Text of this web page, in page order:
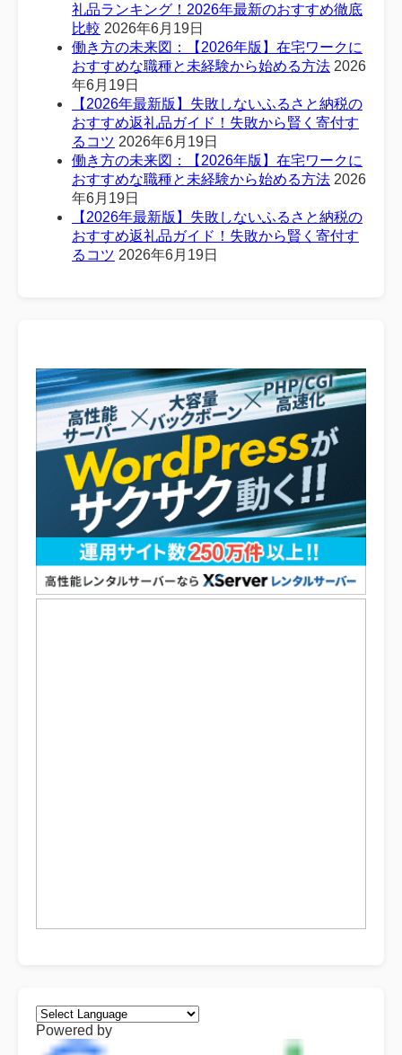
礼品ランキング！2026年最新のおすすめ徹底
比較 2026年6月19日
働き方の未来図：【2026年版】在宅ワークに
おすすめな職種と未経験から始める方法 2026
年6月19日
【2026年最新版】失敗しないふるさと納税の
おすすめ返礼品ガイド！失敗から賢く寄付す
るコツ 2026年6月19日
働き方の未来図：【2026年版】在宅ワークに
おすすめな職種と未経験から始める方法 2026
年6月19日
【2026年最新版】失敗しないふるさと納税の
おすすめ返礼品ガイド！失敗から賢く寄付す
るコツ 2026年6月19日
Powered by